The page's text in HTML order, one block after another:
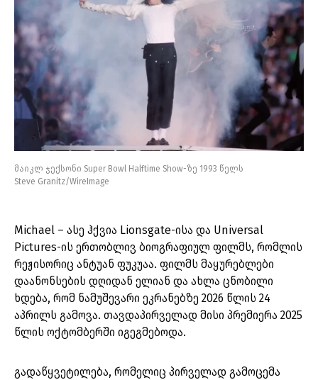
მაიკლ ჯექსონი Super Bowl Halftime Show-ზე 1993 წელს
Steve Granitz/WireImage
Michael – ასე ჰქვია Lionsgate-ისა და Universal
Pictures-ის ერთობლივ ბიოგრაფიულ ფილმს, რომლის
რეჟისორიც ანტუან ფუკუაა. ფილმს მაყურებლები
დაანონსების დღიდან ელიან და ახლა ცნობილი
ხდება, რომ ნამუშევარი ეკრანებზე 2026 წლის 24
აპრილს გამოვა. თავდაპირველად მისი პრემიერა 2025
წლის ოქტომბერში იგეგმებოდა.
გადაწყვეტილება, რომელიც პირველად გამოცემა